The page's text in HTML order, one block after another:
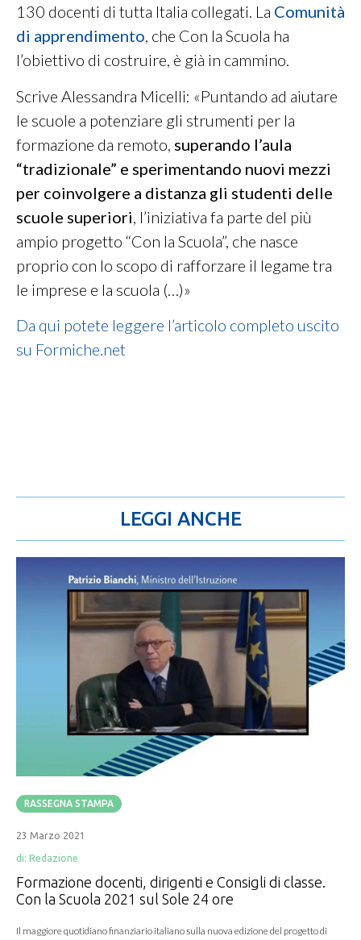
130 docenti di tutta Italia collegati. La Comunità
di apprendimento, che Con la Scuola ha
l’obiettivo di costruire, è già in cammino.
Scrive Alessandra Micelli: «Puntando ad aiutare
le scuole a potenziare gli strumenti per la
formazione da remoto, superando l’aula
“tradizionale” e sperimentando nuovi mezzi
per coinvolgere a distanza gli studenti delle
scuole superiori, l’iniziativa fa parte del più
ampio progetto “Con la Scuola”, che nasce
proprio con lo scopo di rafforzare il legame tra
le imprese e la scuola (…)»
Da qui potete leggere l’articolo completo uscito
su Formiche.net
LEGGI ANCHE
RASSEGNA STAMPA
23 Marzo 2021
di: Redazione
Formazione docenti, dirigenti e Consigli di classe.
Con la Scuola 2021 sul Sole 24 ore
Il maggiore quotidiano finanziario italiano sulla nuova edizione del progetto di